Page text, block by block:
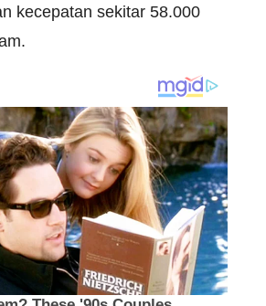
kecepatan sekitar 58.000